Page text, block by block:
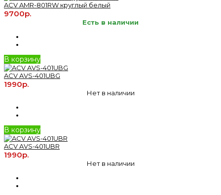
ACV AMR-801RW круглый белый
9700р.
Есть в наличии
В корзину
ACV AVS-401UBG
1990р.
Нет в наличии
В корзину
ACV AVS-401UBR
1990р.
Нет в наличии